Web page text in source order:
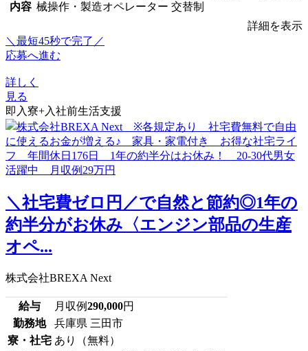
内容 械操作・製造オペレーター 交替制
詳細を表示
＼最短45秒で完了／
応募へ進む
詳しく
見る
即入寮+入社前生活支援
＼社宅費ゼロ円／で自然と節約◎1年の
約半分がお休み〈エンジン部品の生産
オペ...
株式会社BREXA Next
給与 月収例290,000円
勤務地
兵庫県 三田市
寮・社宅 あり（無料）